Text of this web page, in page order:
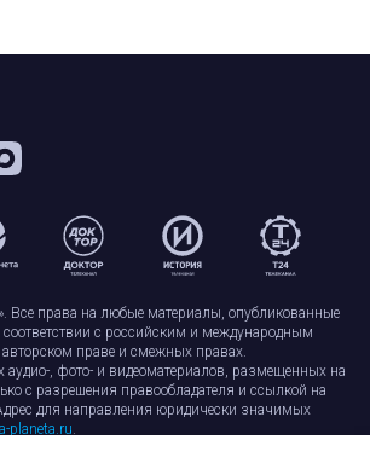
права на любые материалы, опубликованные
с российским и международным
авторском праве и смежных правах.
, фото- и видеоматериалов, размещенных на
с разрешения правообладателя и ссылкой на
для направления юридически значимых
planeta.ru.